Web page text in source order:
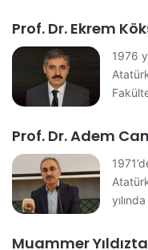
Prof. Dr. Ekrem
1976
Prof. Dr. Adem Can
Muammer